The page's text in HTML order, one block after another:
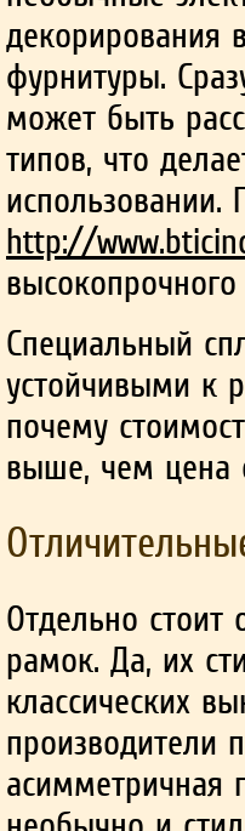
декорирования
фурнитуры.
может быть
типов, что
http://
Специальный
устойчивыми к
почему
выше, чем цена
Отдельно
рамок. Да, их
классических
асимметричная